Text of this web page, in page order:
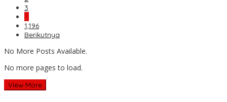
3
…
1,196
Berikutnya
No More Posts Available.
No more pages to load.
View More